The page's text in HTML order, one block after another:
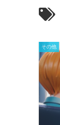
その他